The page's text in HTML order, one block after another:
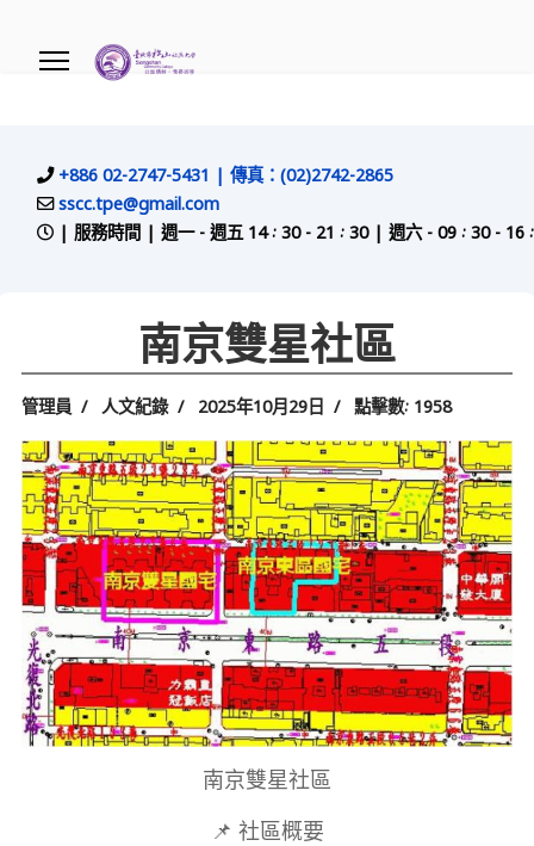
+886 02-2747-5431 | 傳真：(02)2742-2865
sscc.tpe@gmail.com
| 服務時間 | 週一 - 週五 14 : 30 - 21 : 30 | 週六 - 09 : 30 - 16
南京雙星社區
管理員 人文紀錄 2025年10月29日 點擊數: 1958
南京雙星社區
📌 社區概要